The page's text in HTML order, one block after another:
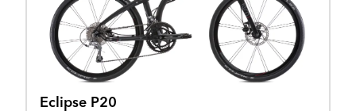
Eclipse P20